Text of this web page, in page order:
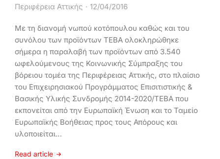
Περιφέρεια Αττικής 12/04/2016
Με τη διανομή νωπού κοτόπουλου καθώς και του
συνόλου των προϊόντων ΤΕΒΑ ολοκληρώθηκε
σήμερα η παραλαβή των προϊόντων από 3.540
ωφελούμενους της Κοινωνικής Σύμπραξης του
βόρειου τομέα της Περιφέρειας Αττικής, στο πλαίσιο
του Επιχειρησιακού Προγράμματος Επισιτιστικής &
Βασικής Υλικής Συνδρομής 2014-2020/ΤΕΒΑ που
εκπονείται από την Ευρωπαϊκή Ένωση και το Ταμείο
Ευρωπαϊκής Βοήθειας προς τους Απόρους και
υλοποιείται…
Read article